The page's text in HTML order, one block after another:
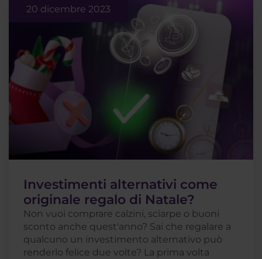
20 dicembre 2023
Investimenti alternativi come
originale regalo di Natale?
Non vuoi comprare calzini, sciarpe o buoni
sconto anche quest'anno? Sai che regalare a
qualcuno un investimento alternativo può
renderlo felice due volte? La prima volta